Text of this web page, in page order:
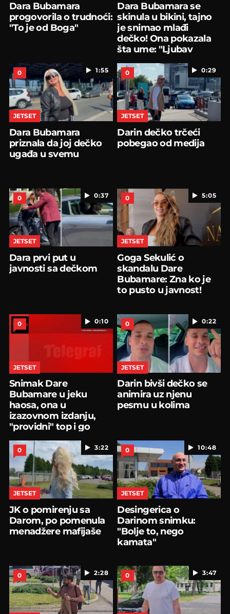
Dara Bubamara
progovorila o trudnoći:
"To je od Boga"
Dara Bubamara se
skinula u bikini, tajno
je snimao mlađi
dečko! Ona pokazala
šta ume: "Ljubav
1:55
0
JETSET
Dara Bubamara
priznala da joj dečko
ugađa u svemu
0:29
0
JETSET
Darin dečko trčeći
pobegao od medija
0:37
0
JETSET
Dara prvi put u
javnosti sa dečkom
5:05
0
JETSET
Goga Sekulić o
skandalu Dare
Bubamare: Zna ko je
to pusto u javnost!
0:10
0
JETSET
Snimak Dare
Bubamare u jeku
haosa, ona u
izazovnom izdanju,
"providni" top i go
0:22
0
JETSET
Darin bivši dečko se
animira uz njenu
pesmu u kolima
3:22
0
JETSET
JK o pomirenju sa
Darom, po pomenula
menadžere mafijaše
10:48
0
JETSET
Desingerica o
Darinom snimku:
"Bolje to, nego
kamata"
2:28
0 3:47
0